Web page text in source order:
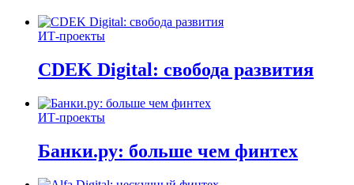
ИТ-проекты
CDEK Digital: свобода развития
ИТ-проекты
Банки.ру: больше чем финтех